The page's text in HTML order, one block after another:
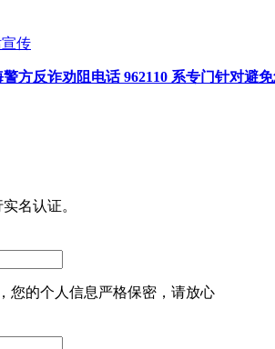
传
方反诈劝阻电话 962110 系专门针对避
名认证。
您的个人信息严格保密，请放心